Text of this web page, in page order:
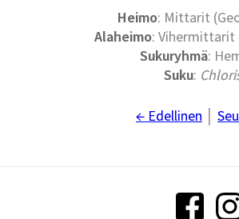
Heimo: Mittarit
Alaheimo: Vihermittarit
Sukuryhmä:
Suku:
← Edellinen